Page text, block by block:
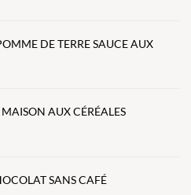
DE TERRE SAUCE AUX
AUX CÉRÉALES
SANS CAFÉ